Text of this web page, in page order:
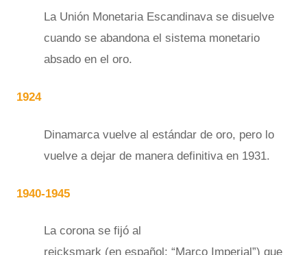
La Unión Monetaria Escandinava se disuelve
cuando se abandona el sistema monetario
absado en el oro.
1924
Dinamarca vuelve al estándar de oro, pero lo
vuelve a dejar de manera definitiva en 1931.
1940-1945
La corona se fijó al
reicksmark (en español: “Marco Imperial”) que